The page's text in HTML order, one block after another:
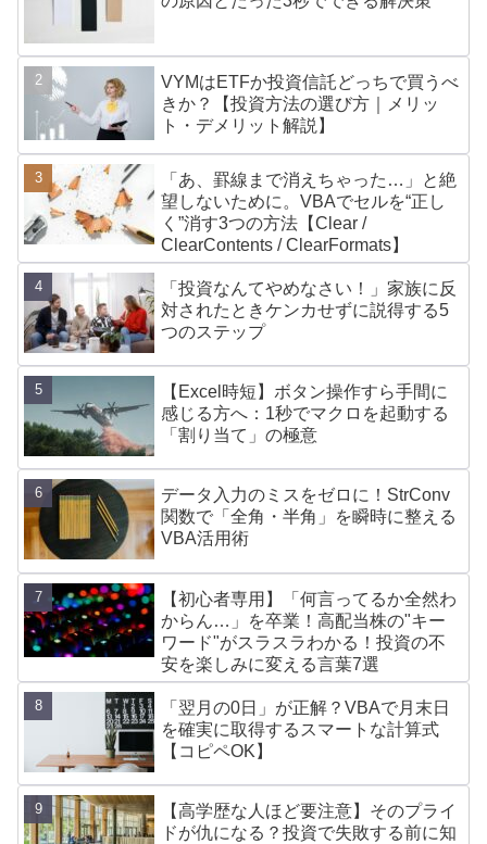
VYMはETFか投資信託どっちで買うべ
きか？【投資方法の選び方｜メリッ
ト・デメリット解説】
「あ、罫線まで消えちゃった…」と絶
望しないために。VBAでセルを“正し
く”消す3つの方法【Clear /
ClearContents / ClearFormats】
「投資なんてやめなさい！」家族に反
対されたときケンカせずに説得する5
つのステップ
【Excel時短】ボタン操作すら手間に
感じる方へ：1秒でマクロを起動する
「割り当て」の極意
データ入力のミスをゼロに！StrConv
関数で「全角・半角」を瞬時に整える
VBA活用術
【初心者専用】「何言ってるか全然わ
からん…」を卒業！高配当株の"キー
ワード"がスラスラわかる！投資の不
安を楽しみに変える言葉7選
「翌月の0日」が正解？VBAで月末日
を確実に取得するスマートな計算式
【コピペOK】
【高学歴な人ほど要注意】そのプライ
ドが仇になる？投資で失敗する前に知